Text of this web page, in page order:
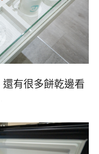
有很多餅乾邊看